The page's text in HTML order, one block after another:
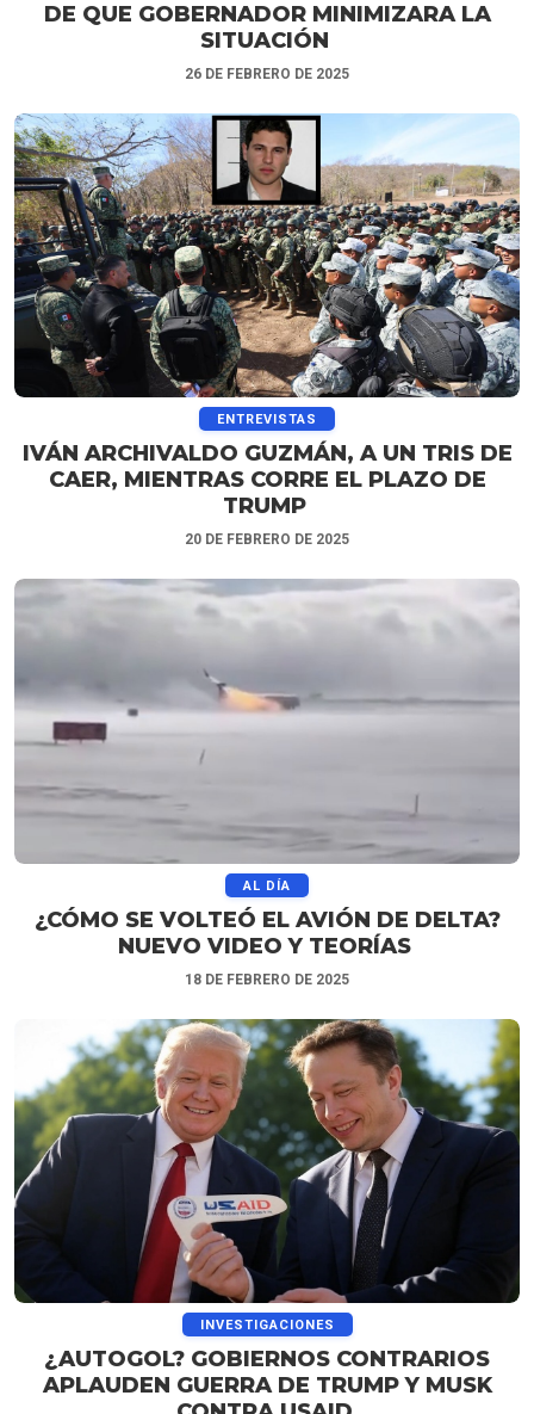
DE QUE GOBERNADOR MINIMIZARA LA
SITUACIÓN
26 DE FEBRERO DE 2025
ENTREVISTAS
IVÁN ARCHIVALDO GUZMÁN, A UN TRIS DE
CAER, MIENTRAS CORRE EL PLAZO DE
TRUMP
20 DE FEBRERO DE 2025
AL DÍA
¿CÓMO SE VOLTEÓ EL AVIÓN DE DELTA?
NUEVO VIDEO Y TEORÍAS
18 DE FEBRERO DE 2025
INVESTIGACIONES
¿AUTOGOL? GOBIERNOS CONTRARIOS
APLAUDEN GUERRA DE TRUMP Y MUSK